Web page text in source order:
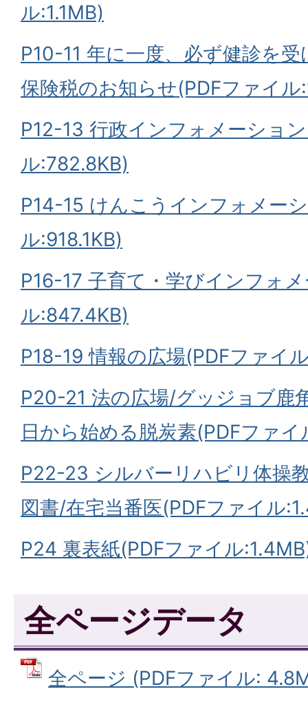
ル:1.1MB)
P10-11 年に一度、必ず健診を
保険税のお知らせ(PDFファイル
P12-13 行政インフォメーショ
ル:782.8KB)
P14-15 けんこうインフォメー
ル:918.1KB)
P16-17 子育て・学びインフォ
ル:847.4KB)
P18-19 情報の広場(PDFファイ
P20-21 法の広場/グッジョブ鹿
日から始める脱炭素(PDFファイ
P22-23 シルバーリハビリ体操
図書/在宅当番医(PDFファイル
P24 裏表紙(PDFファイル
全ページデータ
全ページ (PDFファイル: